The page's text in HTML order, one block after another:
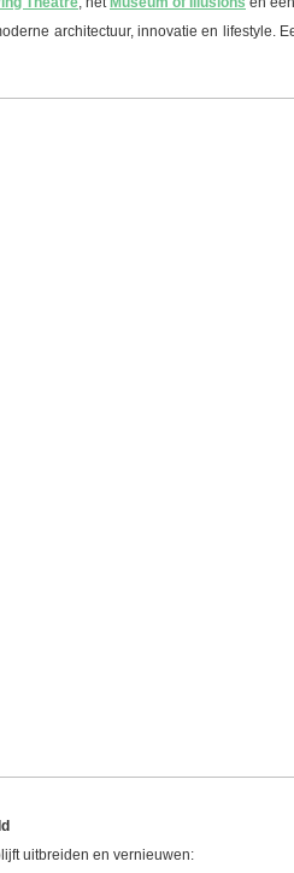
architectuur, innovatie en lifestyle.
uitbreiden en vernieuwen: